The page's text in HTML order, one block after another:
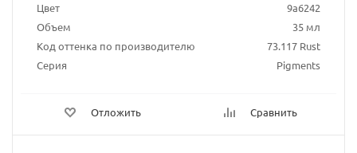
Цвет
9a6242
Объем
35 мл
Код оттенка по производителю
73.117 Rust
Серия
Pigments
Отложить Сравнить